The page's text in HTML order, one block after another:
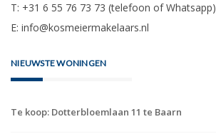
T: +31 6 55 76 73 73 (telefoon of Whatsapp)
E: info@kosmeiermakelaars.nl
NIEUWSTE WONINGEN
Te koop: Dotterbloemlaan 11 te Baarn